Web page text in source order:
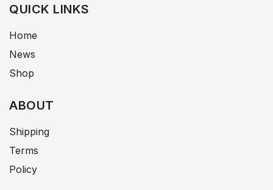
QUICK LINKS
Home
News
Shop
ABOUT
Shipping
Terms
Policy